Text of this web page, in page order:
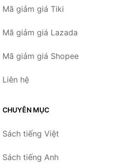
Mã giảm giá Tiki
Mã giảm giá Lazada
Mã giảm giá Shopee
Liên hệ
CHUYÊN MỤC
Sách tiếng Việt
Sách tiếng Anh